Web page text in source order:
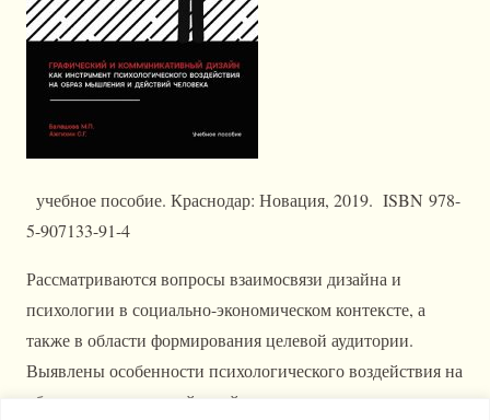
учебное пособие. Краснодар: Новация, 2019. ISBN 978-
5-907133-91-4
Рассматриваются вопросы взаимосвязи дизайна и
психологии в социально-экономическом контексте, а
также в области формирования целевой аудитории.
Выявлены особенности психологического воздействия на
образ мышления и действий человека средствами